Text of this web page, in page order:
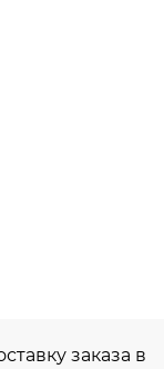
заказа в